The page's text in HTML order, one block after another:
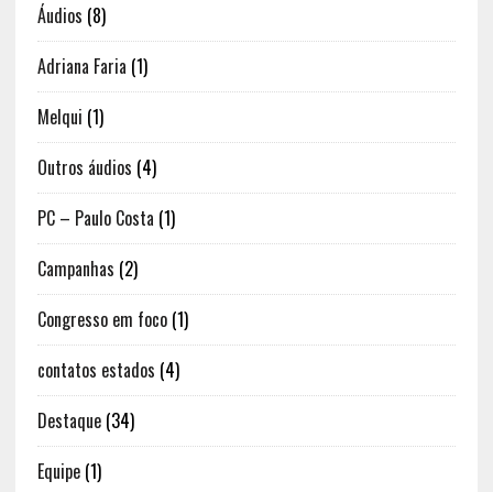
Áudios (8)
Adriana Faria (1)
Melqui (1)
Outros áudios (4)
PC – Paulo Costa (1)
Campanhas (2)
Congresso em foco(1)
contatos estados (4)
Destaque(34)
Equipe(1)